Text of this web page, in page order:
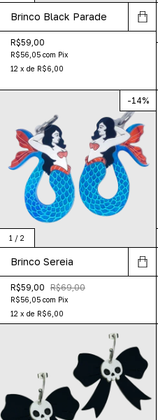
Brinco Black Parade
R$59,00
R$56,05 com Pix
12 x de R$6,00
1 / 2
-14%
Brinco Sereia
R$59,00 R$69,00
R$56,05 com Pix
12 x de R$6,00